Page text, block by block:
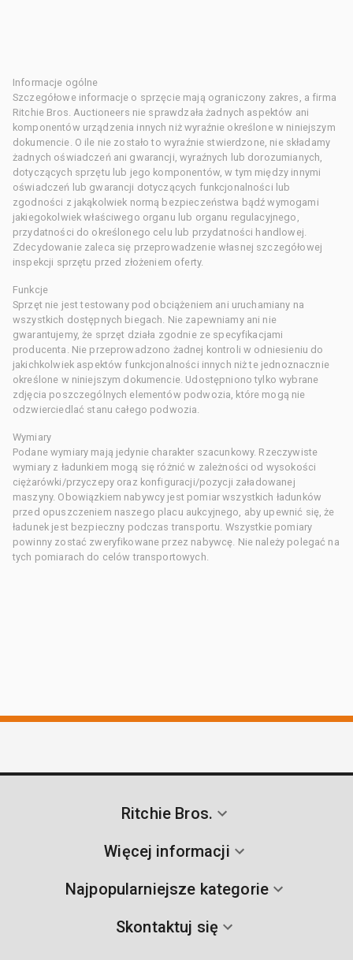
Informacje ogólne
Szczegółowe informacje o sprzęcie mają ograniczony zakres, a firma
Ritchie Bros. Auctioneers nie sprawdzała żadnych aspektów ani
komponentów urządzenia innych niż wyraźnie określone w niniejszym
dokumencie. O ile nie zostało to wyraźnie stwierdzone, nie składamy
żadnych oświadczeń ani gwarancji, wyraźnych lub dorozumianych,
dotyczących sprzętu lub jego komponentów, w tym między innymi
oświadczeń lub gwarancji dotyczących funkcjonalności lub
zgodności z jakąkolwiek normą bezpieczeństwa bądź wymogami
jakiegokolwiek właściwego organu lub organu regulacyjnego,
przydatności do określonego celu lub przydatności handlowej.
Zdecydowanie zaleca się przeprowadzenie własnej szczegółowej
inspekcji sprzętu przed złożeniem oferty.
Funkcje
Sprzęt nie jest testowany pod obciążeniem ani uruchamiany na
wszystkich dostępnych biegach. Nie zapewniamy ani nie
gwarantujemy, że sprzęt działa zgodnie ze specyfikacjami
producenta. Nie przeprowadzono żadnej kontroli w odniesieniu do
jakichkolwiek aspektów funkcjonalności innych niż te jednoznacznie
określone w niniejszym dokumencie. Udostępniono tylko wybrane
zdjęcia poszczególnych elementów podwozia, które mogą nie
odzwierciedlać stanu całego podwozia.
Wymiary
Podane wymiary mają jedynie charakter szacunkowy. Rzeczywiste
wymiary z ładunkiem mogą się różnić w zależności od wysokości
ciężarówki/przyczepy oraz konfiguracji/pozycji załadowanej
maszyny. Obowiązkiem nabywcy jest pomiar wszystkich ładunków
przed opuszczeniem naszego placu aukcyjnego, aby upewnić się, że
ładunek jest bezpieczny podczas transportu. Wszystkie pomiary
powinny zostać zweryfikowane przez nabywcę. Nie należy polegać na
tych pomiarach do celów transportowych.
Ritchie Bros.
Więcej informacji
Najpopularniejsze kategorie
Skontaktuj się